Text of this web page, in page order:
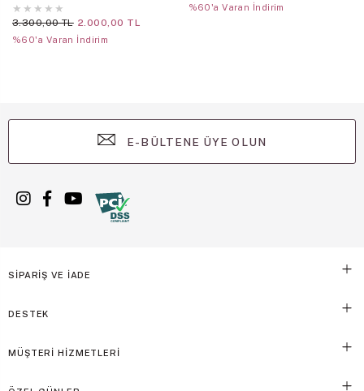
★ ★ ★ ★ ★
3.300,00 TL 2.000,00 TL
%60'a Varan İndirim
%60'a Varan İndirim
E-BÜLTENE ÜYE OLUN
SİPARİŞ VE İADE
DESTEK
MÜŞTERİ HİZMETLERİ